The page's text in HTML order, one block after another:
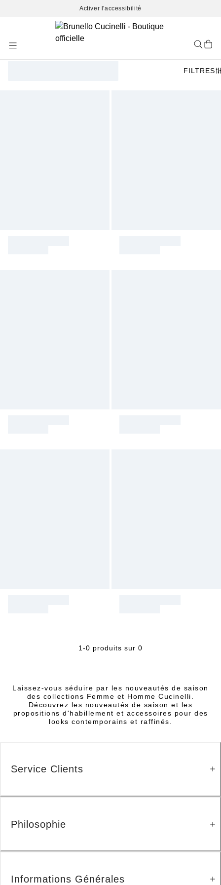
Activer l'accessibilité
Content
FILTRES
1-0 produits sur 0
Laissez-vous séduire par les nouveautés de saison
des collections Femme et Homme Cucinelli.
Découvrez les nouveautés de saison et les
propositions d'habillement et accessoires pour des
looks contemporains et raffinés.
Service Clients
Philosophie
Informations Générales